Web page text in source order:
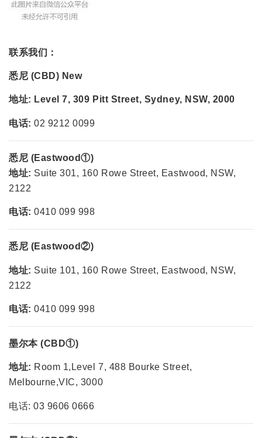
联系我们：
悉尼 (CBD) New
地址: Level 7, 309 Pitt Street, Sydney, NSW, 2000
电话: 02 9212 0099
悉尼 (Eastwood①)
地址: Suite 301, 160 Rowe Street, Eastwood, NSW,
2122
电话: 0410 099 998
悉尼 (Eastwood②)
地址: Suite 101, 160 Rowe Street, Eastwood, NSW,
2122
电话: 0410 099 998
墨尔本 (CBD①)
地址: Room 1,Level 7, 488 Bourke Street,
Melbourne,VIC, 3000
电话: 03 9606 0666